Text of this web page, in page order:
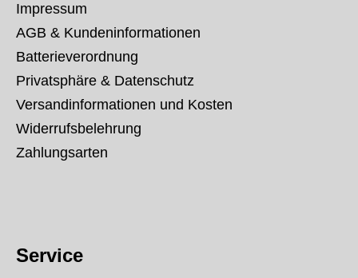
Impressum
AGB & Kundeninformationen
Batterieverordnung
Privatsphäre & Datenschutz
Versandinformationen und Kosten
Widerrufsbelehrung
Zahlungsarten
Service